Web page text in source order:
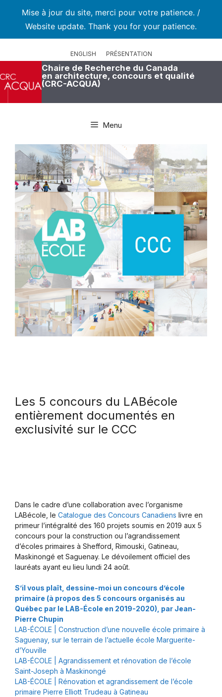
Mise à jour du site, merci pour votre patience. /
Website update. Thank you for your patience.
ENGLISH PRÉSENTATION
Chaire de Recherche du Canada
en architecture, concours et qualité
(CRC-ACQUA)
Menu
Les 5 concours du LABécole
entièrement documentés en
exclusivité sur le CCC
Dans le cadre d’une collaboration avec l’organisme
LABécole, le Catalogue des Concours Canadiens livre en
primeur l’intégralité des 160 projets soumis en 2019 aux 5
concours pour la construction ou l’agrandissement
d’écoles primaires à Shefford, Rimouski, Gatineau,
Maskinongé et Saguenay. Le dévoilement officiel des
lauréats ayant eu lieu lundi 24 août.
S’il vous plaît, dessine-moi un concours d’école
primaire (à propos des 5 concours organisés au
Québec par le LAB-École en 2019-2020), par Jean-
Pierre Chupin
LAB-ÉCOLE | Construction d’une nouvelle école primaire à
Saguenay, sur le terrain de l’actuelle école Marguerite-
d’Youville
LAB-ÉCOLE | Agrandissement et rénovation de l’école
Saint-Joseph à Maskinongé
LAB-ÉCOLE | Rénovation et agrandissement de l’école
primaire Pierre Elliott Trudeau à Gatineau